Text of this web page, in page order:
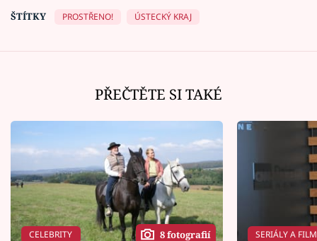
ŠTÍTKY
PROSTŘENO! ÚSTECKÝ KRAJ
PŘEČTĚTE SI TAKÉ
CELEBRITY 8 fotografií SERIÁLY A